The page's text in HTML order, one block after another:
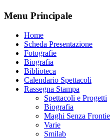
Menu Principale
Home
Scheda Presentazione
Fotografie
Biografia
Biblioteca
Calendario Spettacoli
Rassegna Stampa
Spettacoli e Progetti
Biografia
Maghi Senza
Varie
Smilab